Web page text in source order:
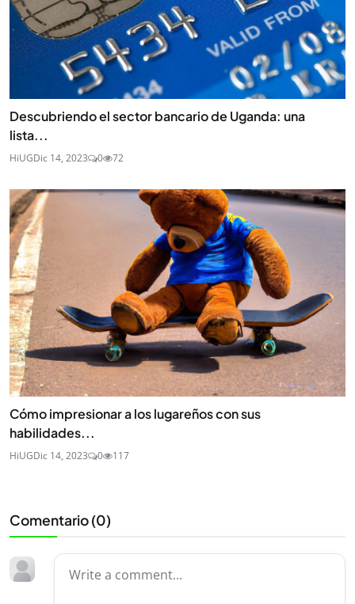
Descubriendo el sector bancario de Uganda: una
lista...
HiUGDic 14, 2023 0 72
Cómo impresionar a los lugareños con sus
habilidades...
HiUGDic 14, 2023 0 117
Comentario (0)